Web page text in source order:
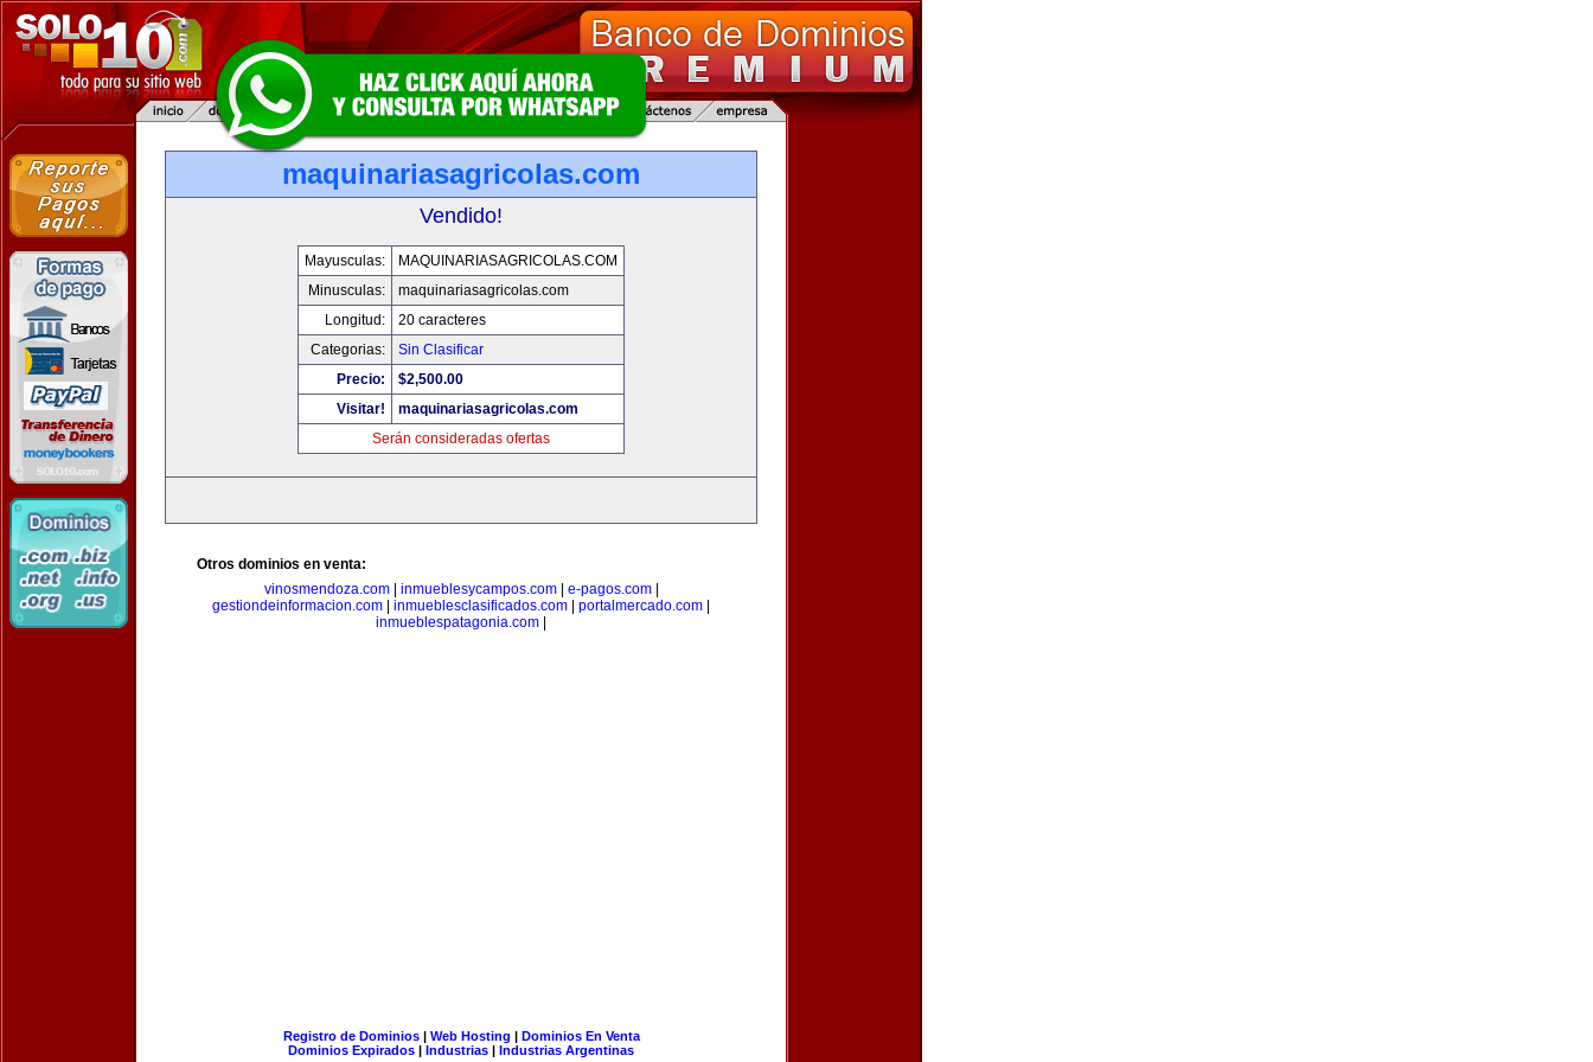
maquinariasagricolas.com
Vendido!
Mayusculas:
MAQUINARIASAGRICOLAS.COM
Minusculas:
maquinariasagricolas.com
Longitud:
20 caracteres
Categorias:
Sin Clasificar
Precio:
$2,500.00
Visitar!
maquinariasagricolas.com
Serán consideradas ofertas
Otros dominios en venta:
vinosmendoza.com| inmueblesycampos.com| e-pagos.com|
gestiondeinformacion.com
inmueblesclasificados.com portalmercado.com
inmueblespatagonia.com
Registro de Dominios| Web Hosting | Dominios En Venta
Dominios Expirados | Industrias | Industrias Argentinas